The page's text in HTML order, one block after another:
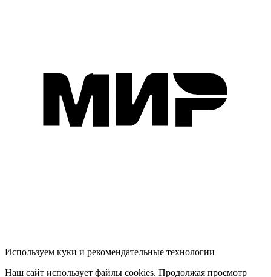
Используем куки и рекомендательные технологии
Наш сайт использует файлы cookies. Продолжая просмотр